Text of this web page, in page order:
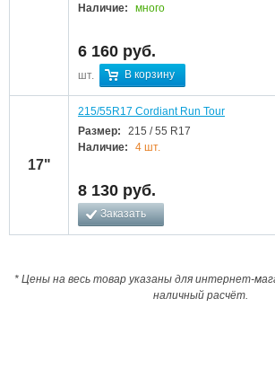
Наличие:
много
6 160 руб.
шт. В корзину
17"
215/55R17 Cordiant Run Tour
Размер:
215 / 55 R17
Наличие:
4 шт.
8 130 руб.
Заказать
* Цены на весь товар указаны для интернет-
наличный расчёт.